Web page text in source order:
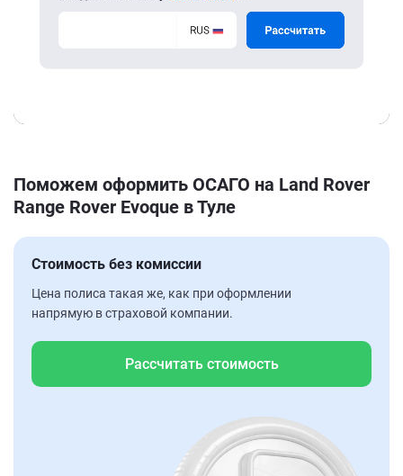
Поможем оформить ОСАГО на Land Rover
Range Rover Evoque в Туле
Стоимость без комиссии
Цена полиса такая же, как при оформлении
напрямую в страховой компании.
Рассчитать стоимость